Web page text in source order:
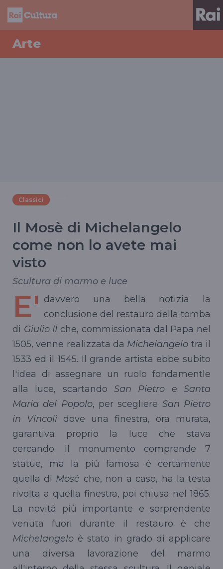
Arte
Classici
Il Mosè di Michelangelo
come non lo avete mai
visto
Scultura di marmo e luce
E' davvero una bella notizia la
conclusione del restauro della tomba
di Giulio II che, commissionata dal Papa nel
1505, venne realizzata da Michelangelo tra il
1533 ed il 1545. Il grande artista ebbe subito
l'idea di assegnare un ruolo fondamentle
alla luce, scartando San Pietro eSanta
Maria del Popolo, per scegliere San Pietro
in Vincoli dove una finestra, ora murata,
garantiva proprio la luce che stava
cercando. Il monumento comprende 7
statue, ma la più famosa è certamente
quella di Mosé che, non a caso, ha la testa
rivolta a quella finestra, poi chiusa nel 1865.
La novità più importante e sorprendente
venuta fuori durante il restauro è che
Michelangelo è stato in grado di applicare
una diversa lavorazione del marmo